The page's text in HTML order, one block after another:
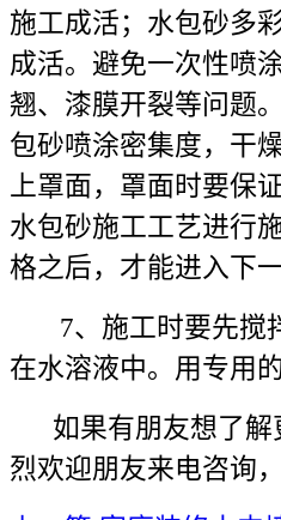
施工成活；水包砂多
成活。避免一次性喷
翘、漆膜开裂等问题
包砂喷涂密集度，干
上罩面，罩面时要保
水包砂施工工艺进行
格之后，才能进入下
7、施工时要先搅
在水溶液中。用专用
如果有朋友想了解
烈欢迎朋友来电咨询